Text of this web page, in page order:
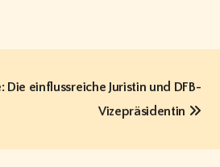
Die einflussreiche Juristin und DFB-
Vizepräsidentin